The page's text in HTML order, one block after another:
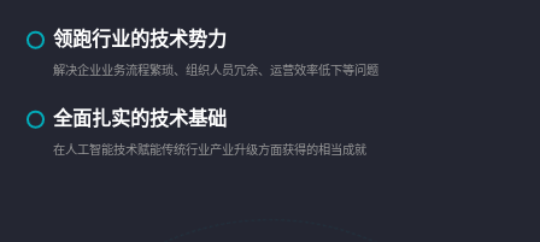
领跑行业的技术势力
解决企业业务流程繁琐、组织人员冗余、运营效率低下等问题
全面扎实的技术基础
在人工智能技术赋能传统行业产业升级方面获得的相当成就